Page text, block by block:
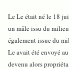
Le Le était né le 18
un mâle issu du
également issue du
Le avait été envoyé
devenu alors